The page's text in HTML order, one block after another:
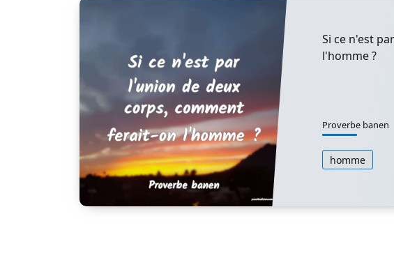
Si ce n'est
l'homme ?
Proverbe banen
homme